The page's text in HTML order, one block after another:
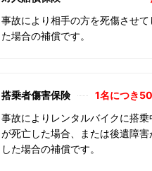
事故により相手の方を死傷させて
た場合の補償です。
搭乗者傷害保険
1名につき
事故によりレンタルバイクに搭乗
が死亡した場合、または後遺障害
した場合の補償です。